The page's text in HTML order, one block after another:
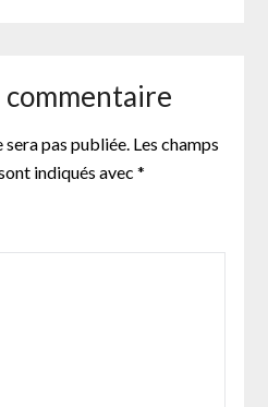
commentaire
pas publiée. Les champs
indiqués avec *